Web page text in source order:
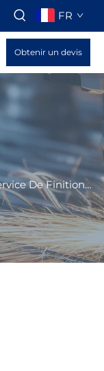
FR
Obtenir un devis
De Finition De Surface